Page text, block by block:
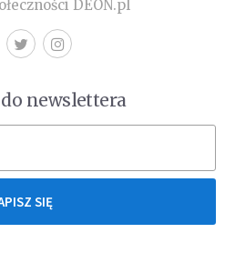
DEON.pl
newslettera
SIĘ